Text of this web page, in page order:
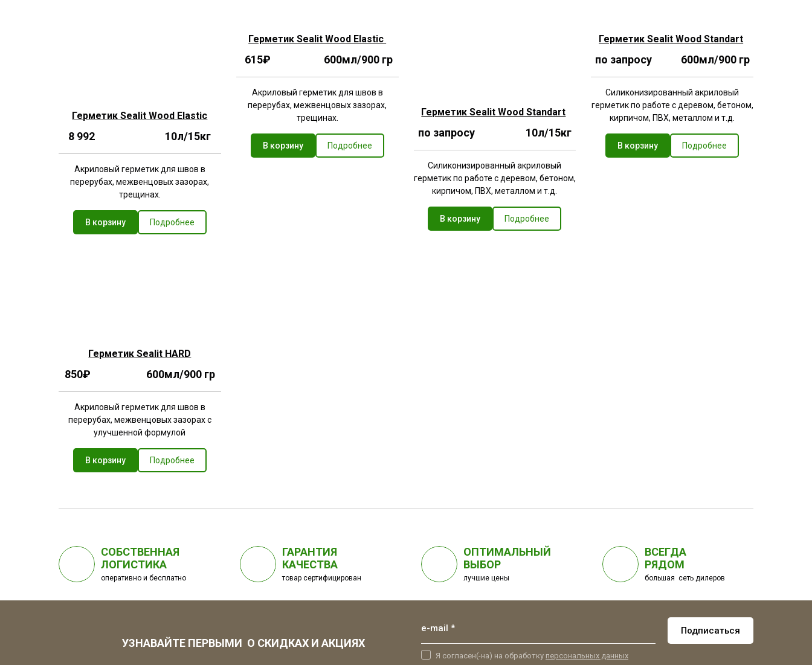
Герметик Sealit Wood Elastic
8 992 10л/15кг
Акриловый герметик для швов в
перерубах, межвенцовых зазорах,
трещинах.
В корзину Подробнее
Герметик Sealit Wood Elastic
615₽ 600мл/900 гр
Акриловый герметик для швов в
перерубах, межвенцовых зазорах,
трещинах.
В корзину Подробнее
Герметик Sealit Wood Standart
по запросу 10л/15кг
Силиконизированный акриловый
герметик по работе с деревом, бетоном,
кирпичом, ПВХ, металлом и т.д.
В корзину Подробнее
Герметик Sealit Wood Standart
по запросу 600мл/900 гр
Силиконизированный акриловый
герметик по работе с деревом, бетоном,
кирпичом, ПВХ, металлом и т.д.
В корзину Подробнее
Герметик Sealit HARD
850₽ 600мл/900 гр
Акриловый герметик для швов в
перерубах, межвенцовых зазорах с
улучшенной формулой
В корзину Подробнее
СОБСТВЕННАЯ
ЛОГИСТИКА
оперативно и бесплатно
ГАРАНТИЯ
КАЧЕСТВА
товар сертифицирован
ОПТИМАЛЬНЫЙ
ВЫБОР
лучшие цены
ВСЕГДА
РЯДОМ
большая сеть дилеров
УЗНАВАЙТЕ ПЕРВЫМИ О СКИДКАХ И АКЦИЯХ
e-mail * Подписаться
Я согласен(-на) на обработку персональных данных